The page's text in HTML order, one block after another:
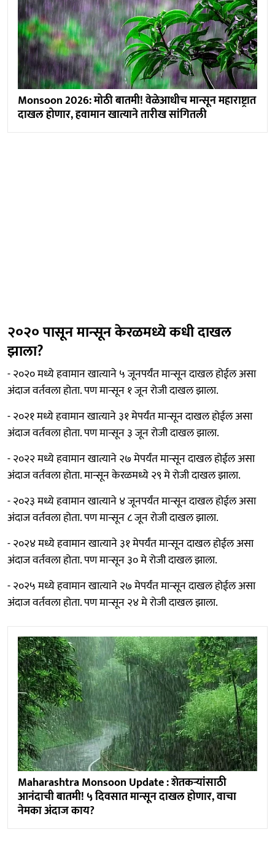
Monsoon 2026: मोठी बातमी! वेळेआधीच मान्सून महाराष्ट्रात
दाखल होणार, हवामान खात्याने तारीख सांगितली
२०२० पासून मान्सून केरळमध्ये कधी दाखल
झाला?
- २०२० मध्ये हवामान खात्याने ५ जूनपर्यंत मान्सून दाखल होईल असा
अंदाज वर्तवला होता. पण मान्सून १ जून रोजी दाखल झाला.
- २०२१ मध्ये हवामान खात्याने ३१ मेपर्यंत मान्सून दाखल होईल असा
अंदाज वर्तवला होता. पण मान्सून ३ जून रोजी दाखल झाला.
- २०२२ मध्ये हवामान खात्याने २७ मेपर्यंत मान्सून दाखल होईल असा
अंदाज वर्तवला होता. मान्सून केरळमध्ये २९ मे रोजी दाखल झाला.
- २०२३ मध्ये हवामान खात्याने ४ जूनपर्यंत मान्सून दाखल होईल असा
अंदाज वर्तवला होता. पण मान्सून ८ जून रोजी दाखल झाला.
- २०२४ मध्ये हवामान खात्याने ३१ मेपर्यंत मान्सून दाखल होईल असा
अंदाज वर्तवला होता. पण मान्सून ३० मे रोजी दाखल झाला.
- २०२५ मध्ये हवामान खात्याने २७ मेपर्यंत मान्सून दाखल होईल असा
अंदाज वर्तवला होता. पण मान्सून २४ मे रोजी दाखल झाला.
Maharashtra Monsoon Update : शेतकऱ्यांसाठी
आनंदाची बातमी! ५ दिवसात मान्सून दाखल होणार, वाचा
नेमका अंदाज काय?